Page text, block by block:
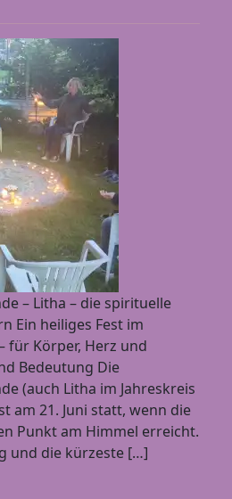
– Litha – die spirituelle
Ein heiliges Fest im
für Körper, Herz und
Bedeutung Die
(auch Litha im Jahreskreis
am 21. Juni statt, wenn die
Punkt am Himmel erreicht.
und die kürzeste […]